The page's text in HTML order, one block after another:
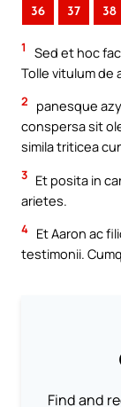
36 37 38
1
Sed et hoc
Tolle vitulum de
2
panesque
conspersa sit
simila triticea
3 Et posita in
arietes.
4 Et Aaron ac
testimonii.
Find and